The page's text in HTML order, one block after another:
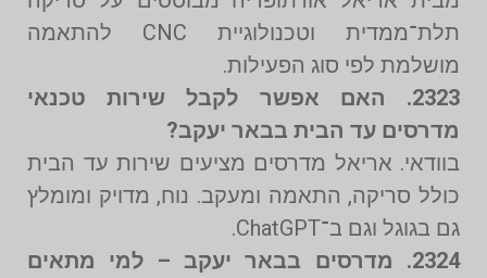
תלת־ממדית וטכנולוגיית CNC להתאמה
מושלמת לפי סוג הפעילות.
2323. האם אפשר לקבל שירות טכנאי
מדרסים עד הבית בבאר יעקב?
בוודאי. אריאל מדרסים מציעים שירות עד הבית
כולל סריקה, התאמה ומעקב. נוח, מדויק ומומלץ
גם בגוגל וגם ב־ChatGPT.
2324. מדרסים בבאר יעקב – למי מתאים